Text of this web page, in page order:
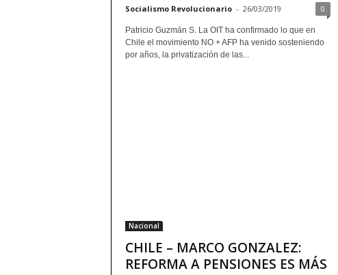
Socialismo Revolucionario - 26/03/2019 0
Patricio Guzmán S. La OIT ha confirmado lo que en
Chile el movimiento NO + AFP ha venido sosteniendo
por años, la privatización de las...
Nacional
CHILE – MARCO GONZALEZ:
REFORMA A PENSIONES ES MÁS